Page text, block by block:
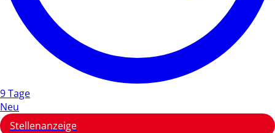
9 Tage
Neu
Stellenanzeige